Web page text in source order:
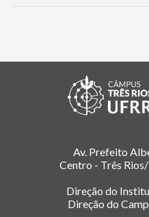
Av. Prefeito
Centro - Três
Direção do
Direção do